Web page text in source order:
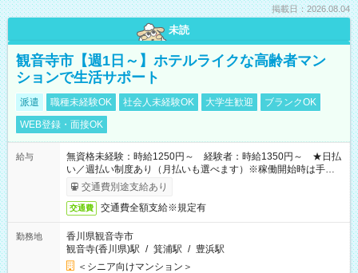
掲載日：2026.08.04
未読
観音寺市【週1日～】ホテルライクな高齢者マン
ションで生活サポート
派遣 職種未経験OK 社会人未経験OK 大学生歓迎
ブランクOK
WEB登録・面接OK
給与
無資格未経験：時給1250円～ 経験者：時給1350円～ ★日払
い／週払い制度あり（月払いも選べます）※稼働開始時は手続き
完了次第のお支払いとなります。
交通費別途支給あり
交通費 交通費全額支給※規定有
勤務地
香川県観音寺市
観音寺(香川県)駅 / 箕浦駅 / 豊浜駅
＜シニア向けマンション＞